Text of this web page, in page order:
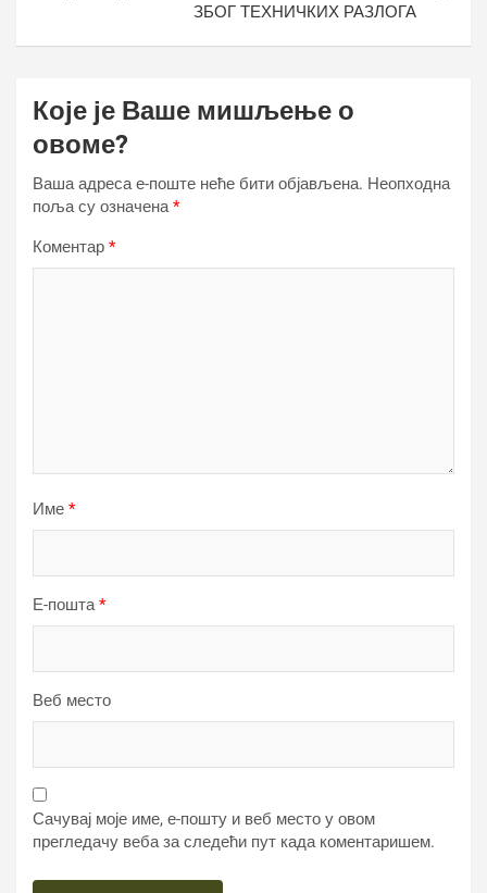
ЗБОГ ТЕХНИЧКИХ РАЗЛОГА
Које је Ваше мишљење о
овоме?
Ваша адреса е-поште неће бити објављена. Неопходна
поља су означена*
Коментар *
Име *
Е-пошта*
Веб место
Сачувај моје име, е-пошту и веб место у овом
прегледачу веба за следећи пут када коментаришем.